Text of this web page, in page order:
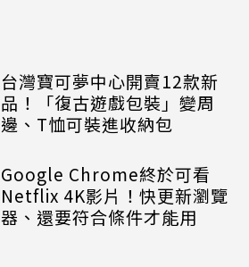
台灣寶可夢中心開賣12款新
品！「復古遊戲包裝」變周
邊、T恤可裝進收納包
Google Chrome終於可看
Netflix 4K影片！快更新瀏覽
器、還要符合條件才能用